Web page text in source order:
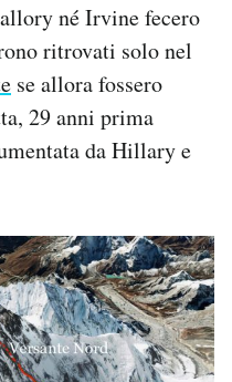
né Irvine fecero
ritrovati solo nel
se allora fossero
29 anni prima
da Hillary e